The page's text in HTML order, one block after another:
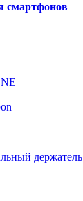
смартфонов
держатель